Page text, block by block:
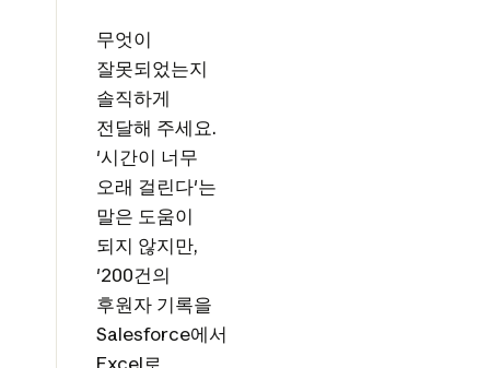
무엇이
잘못되었는지
솔직하게
전달해 주세요.
'시간이 너무
오래 걸린다'는
말은 도움이
되지 않지만,
'200건의
후원자 기록을
Salesforce에서
Excel로